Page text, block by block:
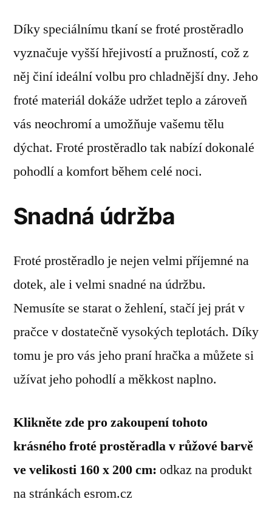
Díky speciálnímu tkaní se froté prostěradlo
vyznačuje vyšší hřejivostí a pružností, což z
něj činí ideální volbu pro chladnější dny. Jeho
froté materiál dokáže udržet teplo a zároveň
vás neochromí a umožňuje vašemu tělu
dýchat. Froté prostěradlo tak nabízí dokonalé
pohodlí a komfort během celé noci.
Snadná údržba
Froté prostěradlo je nejen velmi příjemné na
dotek, ale i velmi snadné na údržbu.
Nemusíte se starat o žehlení, stačí jej prát v
pračce v dostatečně vysokých teplotách. Díky
tomu je pro vás jeho praní hračka a můžete si
užívat jeho pohodlí a měkkost naplno.
Klikněte zde pro zakoupení tohoto
krásného froté prostěradla v růžové barvě
ve velikosti 160 x 200 cm: odkaz na produkt
na stránkách esrom.cz